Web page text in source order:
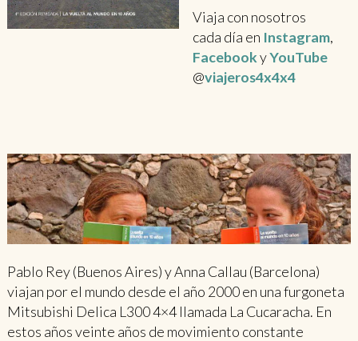
Viaja con nosotros
cada día en Instagram,
FacebookyYouTube
@viajeros4x4x4
Pablo Rey (Buenos Aires) y Anna Callau (Barcelona)
viajan por el mundo desde el año 2000 en una furgoneta
Mitsubishi Delica L300 4×4 llamada La Cucaracha. En
estos años veinte años de movimiento constante